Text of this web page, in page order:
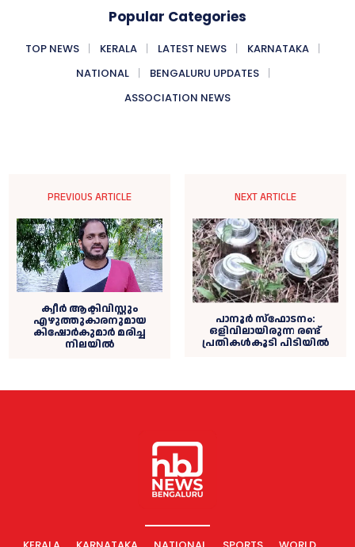
Popular Categories
TOP NEWS KERALA LATEST NEWS
KARNATAKA
NATIONAL
BENGALURU UPDATES
ASSOCIATION NEWS
PREVIOUS ARTICLE
ക്വീര്‍ ആക്ടിവിസ്റ്റും
എഴുത്തുകാരനുമായ
കിഷോര്‍കുമാര്‍ മരിച്ച
നിലയില്‍
NEXT ARTICLE
പാനൂര്‍ സ്‌ഫോടനം:
ഒളിവിലായിരുന്ന രണ്ട്
പ്രതികള്‍കൂടി പിടിയില്‍